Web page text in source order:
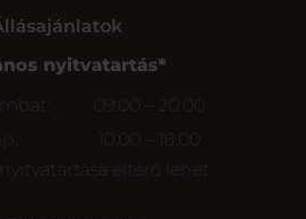
nyitvatartás*
09:00 – 20:00
eltérő lehet.